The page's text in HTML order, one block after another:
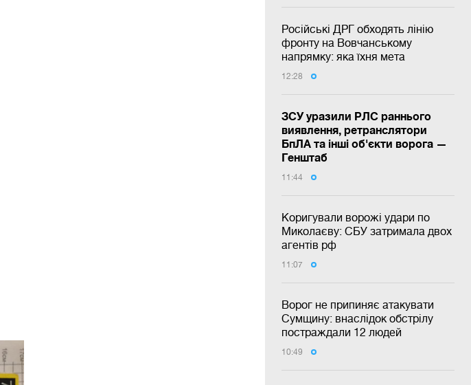
Російські ДРГ обходять лінію
фронту на Вовчанському
напрямку: яка їхня мета
12:28
ЗСУ уразили РЛС раннього
виявлення, ретранслятори
БпЛА та інші об'єкти ворога —
Генштаб
11:44
Коригували ворожі удари по
Миколаєву: СБУ затримала двох
агентів рф
11:07
Ворог не припиняє атакувати
Сумщину: внаслідок обстрілу
постраждали 12 людей
10:49